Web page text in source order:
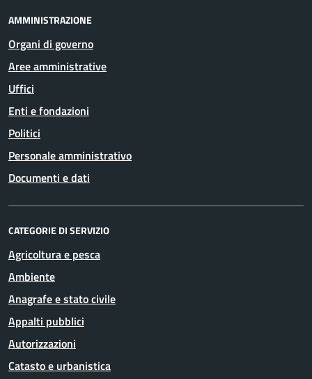
AMMINISTRAZIONE
Organi di governo
Aree amministrative
Uffici
Enti e fondazioni
Politici
Personale amministrativo
Documenti e dati
CATEGORIE DI SERVIZIO
Agricoltura e pesca
Ambiente
Anagrafe e stato civile
Appalti pubblici
Autorizzazioni
Catasto e urbanistica